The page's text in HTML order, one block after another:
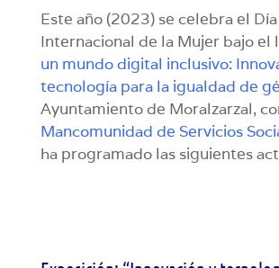
Este año (2023) se celebra el Día
Internacional de la Mujer bajo el
un mundo digital inclusivo:
tecnología para la igualdad de
Ayuntamiento de Moralzarzal,
Mancomunidad de Servicios
ha programado las siguientes